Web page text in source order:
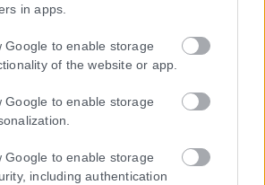
in apps.
Google to enable storage
of the website or app.
Google to enable storage
Google to enable storage
including authentication